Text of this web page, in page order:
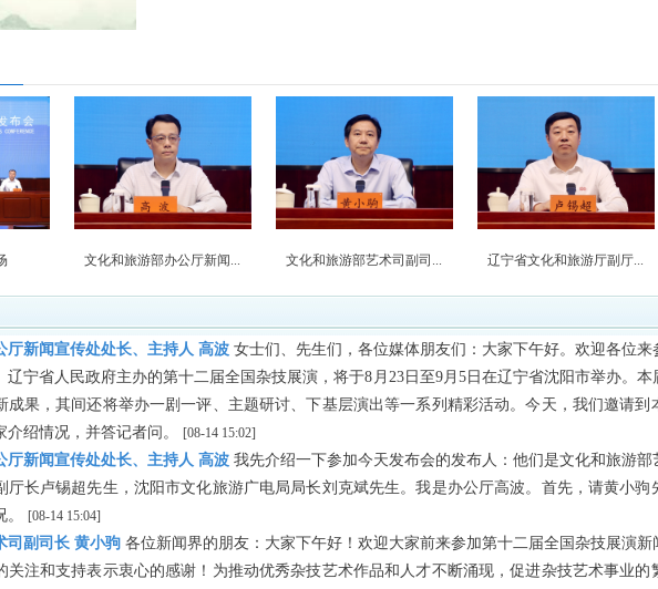
文化和旅游部办公厅新闻... 文化和旅游部艺术司副司... 辽宁省文化和旅游厅副厅...
厅新闻宣传处处长、主持人 高波 女士们、先生们，各位媒体朋友们：大家下午好。欢迎各位来
辽宁省人民政府主办的第十二届全国杂技展演，将于8月23日至9月5日在辽宁省沈阳市举办。
成果，其间还将举办一剧一评、主题研讨、下基层演出等一系列精彩活动。今天，我们邀请
介绍情况，并答记者问。
[08-14 15:02]
厅新闻宣传处处长、主持人 高波 我先介绍一下参加今天发布会的发布人：他们是文化和旅游
厅长卢锡超先生，沈阳市文化旅游广电局局长刘克斌先生。我是办公厅高波。首先，请黄小
。
[08-14 15:04]
司副司长 黄小驹 各位新闻界的朋友：大家下午好！欢迎大家前来参加第十二届全国杂技展演
关注和支持表示衷心的感谢！为推动优秀杂技艺术作品和人才不断涌现，促进杂技艺术事业的